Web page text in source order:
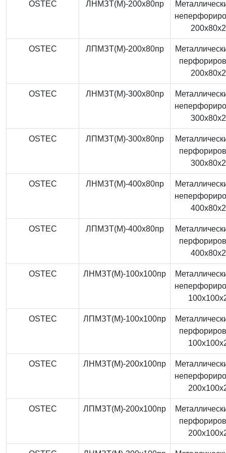
OSTEC ЛНМЗТ(М)-200x80пр
OSTEC ЛПМЗТ(М)-200x80пр
OSTEC ЛНМЗТ(М)-300x80пр
OSTEC ЛПМЗТ(М)-300x80пр
OSTEC ЛНМЗТ(М)-400x80пр
OSTEC ЛПМЗТ(М)-400x80пр
OSTEC ЛНМЗТ(М)-100x100пр
OSTEC ЛПМЗТ(М)-100x100пр
OSTEC ЛНМЗТ(М)-200x100пр
OSTEC ЛПМЗТ(М)-200x100пр